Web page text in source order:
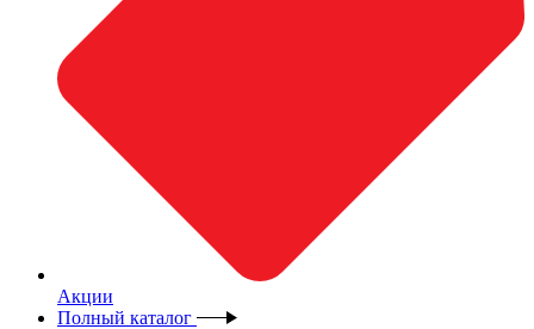
Акции
Полный каталог